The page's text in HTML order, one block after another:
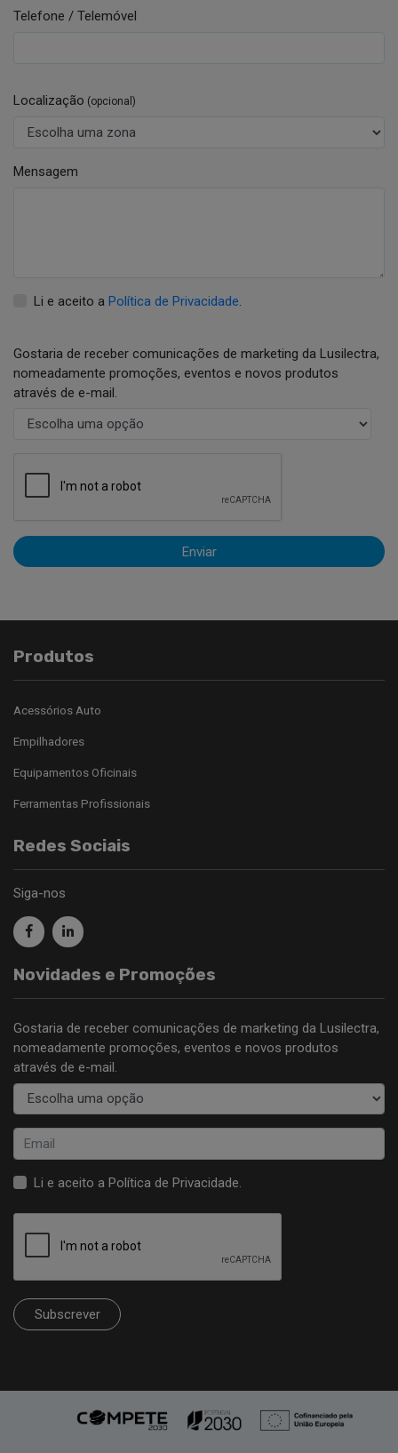
Telefone / Telemóvel
Localização (opcional)
Mensagem
Li e aceito a Política de Privacidade
Gostaria de receber comunicações de marketing da Lusilectra,
nomeadamente promoções, eventos e novos produtos
através de e-mail.
Enviar
Produtos
Acessórios Auto
Empilhadores
Equipamentos Oficinais
Ferramentas Profissionais
Redes Sociais
Siga-nos
Novidades e Promoções
Gostaria de receber comunicações de marketing da Lusilectra,
nomeadamente promoções, eventos e novos produtos
através de e-mail.
Li e aceito a Política de Privacidade
Subscrever